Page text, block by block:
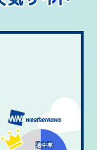
適中率